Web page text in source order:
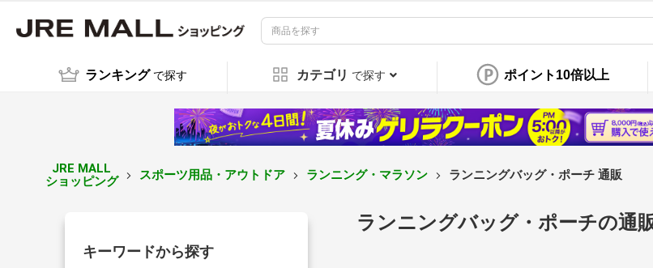
ランキング で探す カテゴリ で探す ポイント10倍以上
JRE MALL
ショッピング
スポーツ用品・アウトドア ランニング・マラソン ランニングバッグ・ポーチ 通販
キーワードから探す
ランニングバッグ・ポーチの通